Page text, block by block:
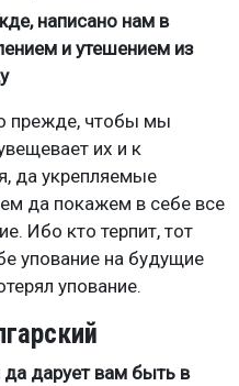
написано нам в
и утешением из
прежде, чтобы мы
их и к
да укрепляемые
да покажем в себе все
Ибо кто терпит, тот
упование на будущие
упование.
да дарует вам быть в